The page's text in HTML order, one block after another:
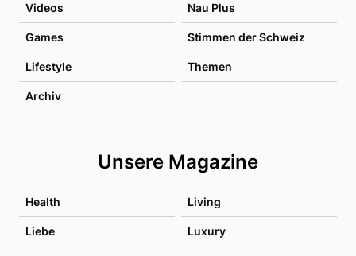
Videos Nau Plus
Games Stimmen der Schweiz
Lifestyle Themen
Archiv
Unsere Magazine
Health Living
Liebe Luxury